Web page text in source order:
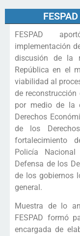
FESPAD
implementación
discusión de la
República en el
viabilidad al
de
por medio de la
Derechos
de los
fortalecimiento
Policía
Defensa de los
de los gobiernos
general.
Muestra de lo
FESPAD formó
encargada de